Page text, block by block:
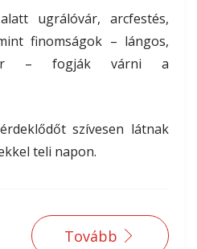
ugrálóvár, arcfestés,
finomságok – lángos,
– fogják várni a
szívesen látnak
teli napon.
Tovább